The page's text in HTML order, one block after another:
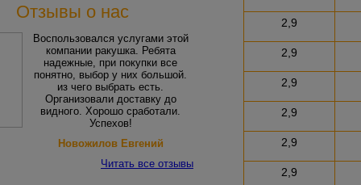
Отзывы о нас
Воспользовался услугами этой
компании ракушка. Ребята
надежные, при покупки все
понятно, выбор у них большой.
из чего выбрать есть.
Организовали доставку до
видного. Хорошо сработали.
Успехов!
Новожилов Евгений
Читать все отзывы
2,9
2,9
2,9
2,9
2,9
2,9